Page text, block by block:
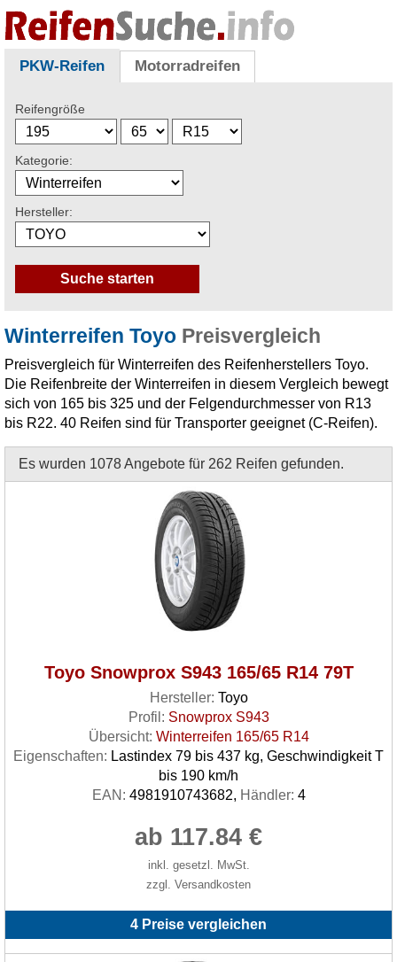
PKW-Reifen Motorradreifen
Reifengröße
Kategorie:
Hersteller:
Winterreifen Toyo Preisvergleich
Preisvergleich für Winterreifen des Reifenherstellers Toyo.
Die Reifenbreite der Winterreifen in diesem Vergleich bewegt
sich von 165 bis 325 und der Felgendurchmesser von R13
bis R22. 40 Reifen sind für Transporter geeignet (C-Reifen).
Es wurden 1078 Angebote für 262 Reifen gefunden.
Toyo Snowprox S943 165/65 R14 79T
Hersteller: Toyo
Profil: Snowprox S943
Übersicht: Winterreifen 165/65 R14
Eigenschaften: Lastindex 79 bis 437 kg, Geschwindigkeit T
bis 190 km/h
EAN: 4981910743682, Händler: 4
ab 117.84 €
inkl. gesetzl. MwSt.
zzgl. Versandkosten
4 Preise vergleichen